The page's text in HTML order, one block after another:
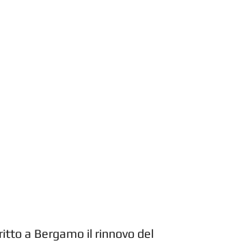
a Bergamo il rinnovo del